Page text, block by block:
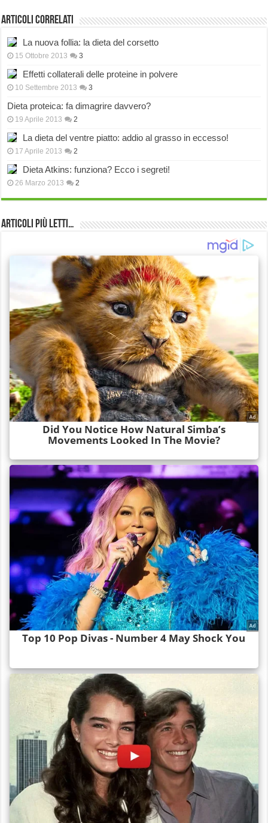
Articoli correlati
La nuova follia: la dieta del corsetto
15 Ottobre 2013 3
Effetti collaterali delle proteine in polvere
10 Settembre 2013 3
Dieta proteica: fa dimagrire davvero?
19 Aprile 2013 2
La dieta del ventre piatto: addio al grasso in eccesso!
17 Aprile 2013 2
Dieta Atkins: funziona? Ecco i segreti!
26 Marzo 2013 2
Articoli più Letti…